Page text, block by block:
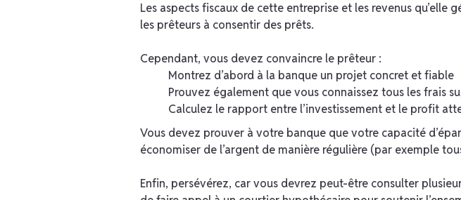
Les aspects fiscaux de cette entreprise et les revenus
les prêteurs à consentir des prêts.
Cependant, vous devez convaincre le prêteur :
Montrez d’abord à la banque un projet concret et fiable
Prouvez également que vous connaissez tous les frais
Calculez le rapport entre l’investissement et le profit
Vous devez prouver à votre banque que votre capacité
économiser de l’argent de manière régulière (par exemple
Enfin, persévérez, car vous devrez peut-être consulter